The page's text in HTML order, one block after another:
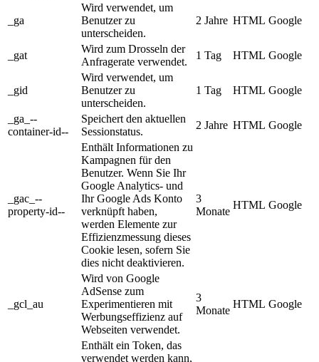
_ga
Wird verwendet, um
Benutzer zu
unterscheiden.
2 Jahre HTML Google
_gat
Wird zum Drosseln der
Anfragerate verwendet.
1 Tag HTML Google
_gid
Wird verwendet, um
Benutzer zu
unterscheiden.
1 Tag HTML Google
_ga_--
container-id--
Speichert den aktuellen
Sessionstatus.
2 Jahre HTML Google
_gac_--
property-id--
Enthält Informationen zu
Kampagnen für den
Benutzer. Wenn Sie Ihr
Google Analytics- und
Ihr Google Ads Konto
verknüpft haben,
werden Elemente zur
Effizienzmessung dieses
Cookie lesen, sofern Sie
dies nicht deaktivieren.
3
Monate
HTML Google
_gcl_au
Wird von Google
AdSense zum
Experimentieren mit
Werbungseffizienz auf
Webseiten verwendet.
3
Monate
HTML Google
Enthält ein Token, das
verwendet werden kann,